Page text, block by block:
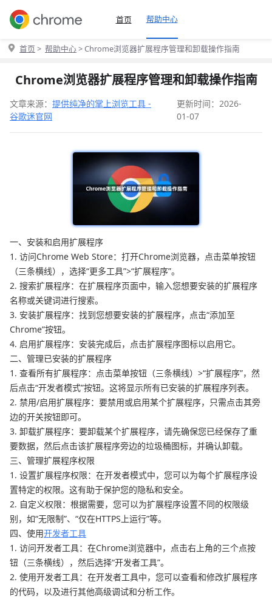
首页 帮助中心
首页 > 帮助中心> Chrome浏览器扩展程序管理和卸载操作指南
Chrome浏览器扩展程序管理和卸载操作指南
文章来源： 提供纯净的掌上浏览工具 -
谷歌迷官网
更新时间：2026-
01-07
一、安装和启用扩展程序
1. 访问Chrome Web Store：打开Chrome浏览器，点击菜单按钮
（三条横线），选择“更多工具”>“扩展程序”。
2. 搜索扩展程序：在扩展程序页面中，输入您想要安装的扩展程序
名称或关键词进行搜索。
3. 安装扩展程序：找到您想要安装的扩展程序，点击“添加至
Chrome”按钮。
4. 启用扩展程序：安装完成后，点击扩展程序图标以启用它。
二、管理已安装的扩展程序
1. 查看所有扩展程序：点击菜单按钮（三条横线）>“扩展程序”，然
后点击“开发者模式”按钮。这将显示所有已安装的扩展程序列表。
2. 禁用/启用扩展程序：要禁用或启用某个扩展程序，只需点击其旁
边的开关按钮即可。
3. 卸载扩展程序：要卸载某个扩展程序，请先确保您已经保存了重
要数据，然后点击该扩展程序旁边的垃圾桶图标，并确认卸载。
三、管理扩展程序权限
1. 设置扩展程序权限：在开发者模式中，您可以为每个扩展程序设
置特定的权限。这有助于保护您的隐私和安全。
2. 自定义权限：根据需要，您可以为扩展程序设置不同的权限级
别，如“无限制”、“仅在HTTPS上运行”等。
四、使用开发者工具
1. 访问开发者工具：在Chrome浏览器中，点击右上角的三个点按
钮（三条横线），然后选择“开发者工具”。
2. 使用开发者工具：在开发者工具中，您可以查看和修改扩展程序
的代码，以及进行其他高级调试和分析工作。